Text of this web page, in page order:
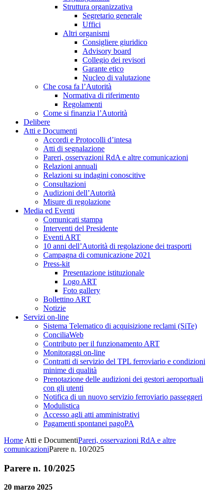
Struttura organizzativa
Segretario generale
Uffici
Altri organismi
Consigliere giuridico
Advisory board
Collegio dei revisori
Garante etico
Nucleo di valutazione
Che cosa fa l’Autorità
Normativa di riferimento
Regolamenti
Come si finanzia l’Autorità
Delibere
Atti e Documenti
Accordi e Protocolli d’intesa
Atti di segnalazione
Pareri, osservazioni RdA e altre comunicazioni
Relazioni annuali
Relazioni su indagini conoscitive
Consultazioni
Audizioni dell’Autorità
Misure di regolazione
Media ed Eventi
Comunicati stampa
Interventi del Presidente
Eventi ART
10 anni dell’Autorità di regolazione dei trasporti
Campagna di comunicazione 2021
Press-kit
Presentazione istituzionale
Logo ART
Foto gallery
Bollettino ART
Notizie
Servizi on-line
Sistema Telematico di acquisizione reclami (SiTe)
ConciliaWeb
Contributo per il funzionamento ART
Monitoraggi on-line
Contratti di servizio del TPL ferroviario e condizioni
minime di qualità
Prenotazione delle audizioni dei gestori aeroportuali
con gli utenti
Notifica di un nuovo servizio ferroviario passeggeri
Modulistica
Accesso agli atti amministrativi
Pagamenti spontanei pagoPA
Home Atti e DocumentiPareri, osservazioni RdA e altre
comunicazioniParere n. 10/2025
Parere n. 10/2025
20 marzo 2025